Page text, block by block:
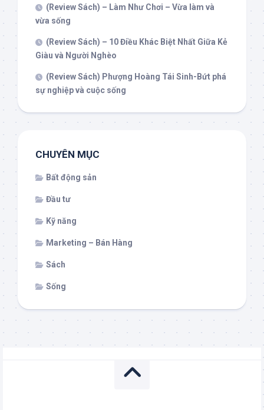
(Review Sách) – Làm Như Chơi – Vừa làm và
vừa sống
(Review Sách) – 10 Điều Khác Biệt Nhất Giữa Kẻ
Giàu và Người Nghèo
(Review Sách) Phượng Hoàng Tái Sinh-Bứt phá
sự nghiệp và cuộc sống
CHUYÊN MỤC
Bất động sản
Đầu tư
Kỹ năng
Marketing – Bán Hàng
Sách
Sống